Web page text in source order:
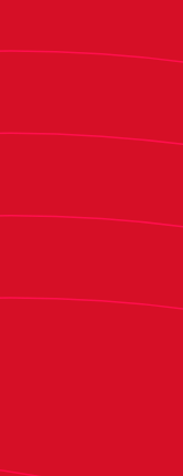
pertinente).
otros gastos
por David
a gasto tras su
que no
ejercicio pero
de televisión
y que se
superior